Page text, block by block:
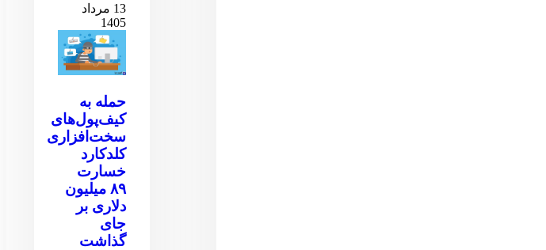
13 مرداد
1405
حمله به
کیف‌پول‌های
سخت‌افزاری
کلدکارد
خسارت
۸۹ میلیون
دلاری بر
جای
گذاشت